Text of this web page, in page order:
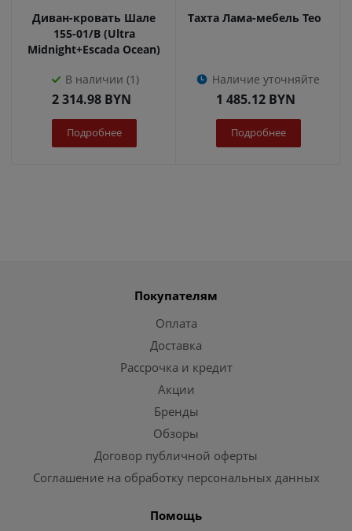
Диван-кровать Шале
155-01/В (Ultra
Midnight+Escada Ocean)
В наличии (1)
2 314.98BYN
Подробнее
Тахта Лама-мебель Тео
Наличие уточняйте
1 485.12BYN
Подробнее
Покупателям
Оплата
Доставка
Рассрочка и кредит
Акции
Бренды
Обзоры
Договор публичной оферты
Соглашение на обработку персональных данных
Помощь